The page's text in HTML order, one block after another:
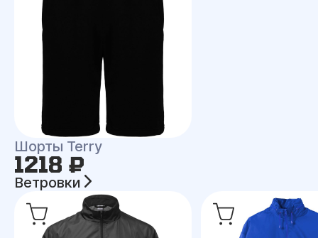
Шорты Terry
1218 ₽
Ветровки